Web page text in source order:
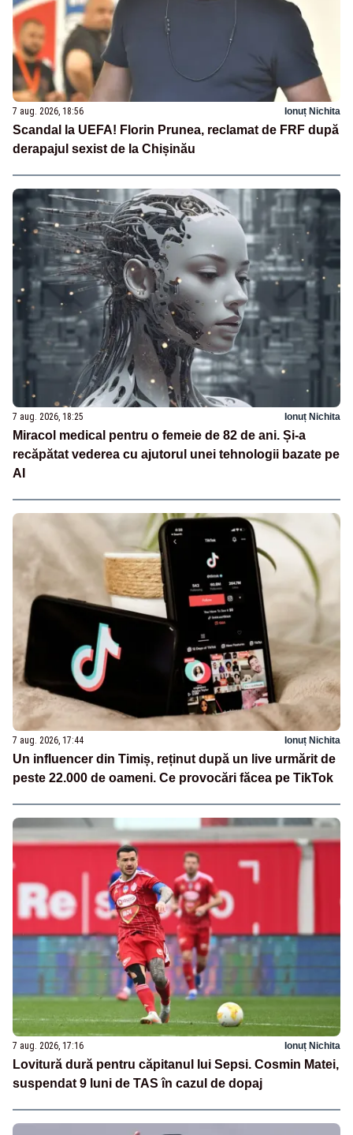
7 aug. 2026, 18:56 Ionuț Nichita
Scandal la UEFA! Florin Prunea, reclamat de FRF după
derapajul sexist de la Chișinău
7 aug. 2026, 18:25 Ionuț Nichita
Miracol medical pentru o femeie de 82 de ani. Și-a
recăpătat vederea cu ajutorul unei tehnologii bazate pe
AI
7 aug. 2026, 17:44 Ionuț Nichita
Un influencer din Timiș, reținut după un live urmărit de
peste 22.000 de oameni. Ce provocări făcea pe TikTok
7 aug. 2026, 17:16 Ionuț Nichita
Lovitură dură pentru căpitanul lui Sepsi. Cosmin Matei,
suspendat 9 luni de TAS în cazul de dopaj